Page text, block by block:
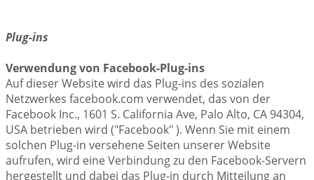
Plug-ins
Verwendung von Facebook-Plug-ins
Auf dieser Website wird das Plug-ins des sozialen
Netzwerkes facebook.com verwendet, das von der
Facebook Inc., 1601 S. California Ave, Palo Alto, CA 94304,
USA betrieben wird ("Facebook" ). Wenn Sie mit einem
solchen Plug-in versehene Seiten unserer Website
aufrufen, wird eine Verbindung zu den Facebook-Servern
hergestellt und dabei das Plug-in durch Mitteilung an